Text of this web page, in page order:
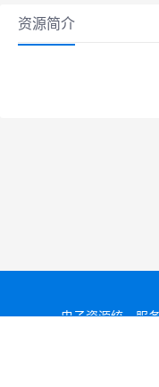
资源简介
电子资源统一服
技术支持